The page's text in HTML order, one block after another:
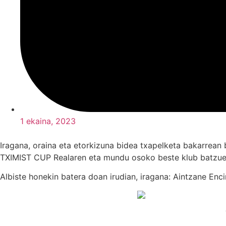
1 ekaina, 2023
Iragana, oraina eta etorkizuna bidea txapelketa bakarrean
TXIMIST CUP Realaren eta mundu osoko beste klub
Albiste honekin batera doan irudian, iragana: Aintzane